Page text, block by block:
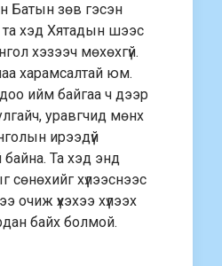
Батын зөв гэсэн
та хэд Хятадын шээс
хэзээч мөхөхгүй.
харамсалтай юм.
ийм байгаа ч дээр
уравгчид мөнх
ирээдүй
байна. Та хэд энд
сөнөхийг хүлээснээс
очиж үхэхээ хүлээх
байх болмой.